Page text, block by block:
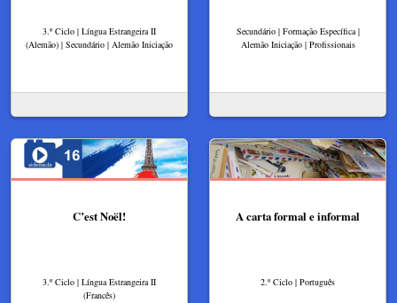
3.º Ciclo | Língua Estrangeira II
(Alemão) | Secundário | Alemão Iniciação
Secundário | Formação Específica |
Alemão Iniciação | Profissionais
C’est Noël!
3.º Ciclo | Língua Estrangeira II
(Francês)
A carta formal e informal
2.º Ciclo | Português